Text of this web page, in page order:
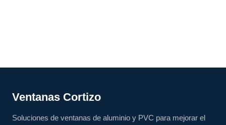
Ventanas Cortizo
Soluciones de ventanas de aluminio y PVC para mejorar el